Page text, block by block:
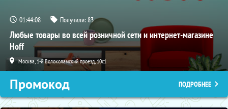
01:44:07 Получили:83
Любые товары во всей розничной сети и интернет-магазине
Hoff
Москва, 1-й Волоколамский проезд, 10с1
Промокод ПОДРОБНЕЕ